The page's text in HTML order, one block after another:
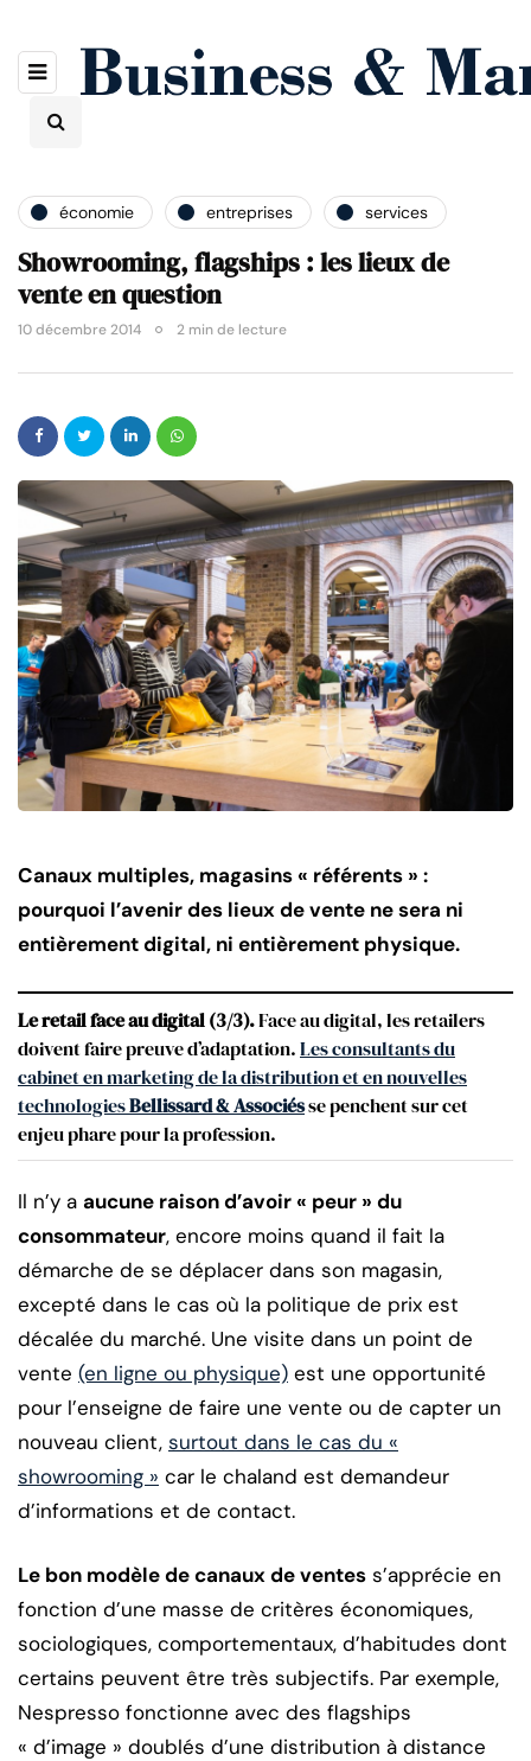
économie entreprises services
Showrooming, flagships : les lieux de
vente en question
10 décembre 2014 2 min de lecture
Canaux multiples, magasins « référents » :
pourquoi l’avenir des lieux de vente ne sera ni
entièrement digital, ni entièrement physique.
Le retail face au digital (3/3).Face au digital, les retailers
doivent faire preuve d’adaptation.Les consultants du
cabinet en marketing de la distribution et en nouvelles
technologiesBellissard & Associésse penchent sur cet
enjeu phare pour la profession.
Il n’y a aucune raison d’avoir « peur » du
consommateur, encore moins quand il fait la
démarche de se déplacer dans son magasin,
excepté dans le cas où la politique de prix est
décalée du marché. Une visite dans un point de
vente (en ligne ou physique) est une opportunité
pour l’enseigne de faire une vente ou de capter un
nouveau client, surtout dans le cas du «
showrooming » car le chaland est demandeur
d’informations et de contact.
Le bon modèle de canaux de ventes s’apprécie en
fonction d’une masse de critères économiques,
sociologiques, comportementaux, d’habitudes dont
certains peuvent être très subjectifs. Par exemple,
Nespresso fonctionne avec des flagships
« d’image » doublés d’une distribution à distance